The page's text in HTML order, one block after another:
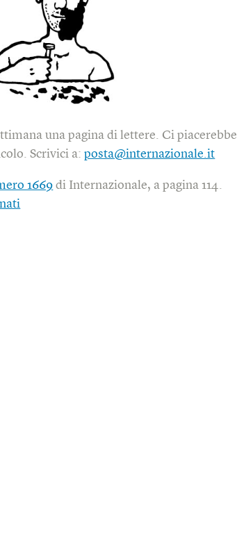
una pagina di lettere. Ci piacerebbe
Scrivici a:posta@internazionale.it
1669 di Internazionale, a pagina 114.